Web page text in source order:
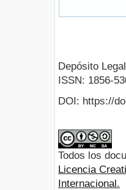
Depósito
ISSN: 1856-
DOI: https://
Todos los
Licencia
Internacional.